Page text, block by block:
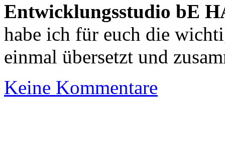
Entwicklungsstudio bE
habe ich für euch die
einmal übersetzt und
Keine Kommentare